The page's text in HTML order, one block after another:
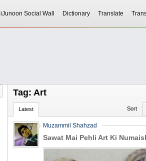
iJunoon Social Wall Dictionary Translate
Tag: Art
Latest Sort
Muzammil Shahzad
Sawat Mai Pehli Art Ki